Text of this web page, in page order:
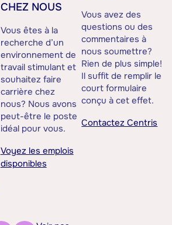
CHEZ NOUS
Vous êtes à la
recherche d’un
environnement de
travail stimulant et
souhaitez faire
carrière chez
nous? Nous avons
peut-être le poste
idéal pour vous.
Voyez les emplois
disponibles
Vous avez des
questions ou des
commentaires à
nous soumettre?
Rien de plus simple!
Il suffit de remplir le
court formulaire
conçu à cet effet.
Contactez Centris